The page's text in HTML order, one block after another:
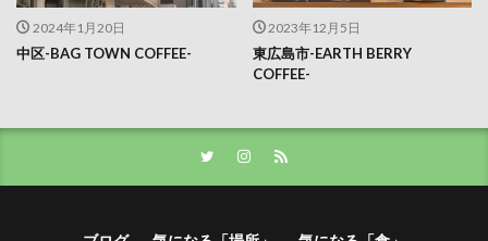
2024年1月20日
中区-BAG TOWN COFFEE-
2023年12月5日
東広島市-EARTH BERRY
COFFEE-